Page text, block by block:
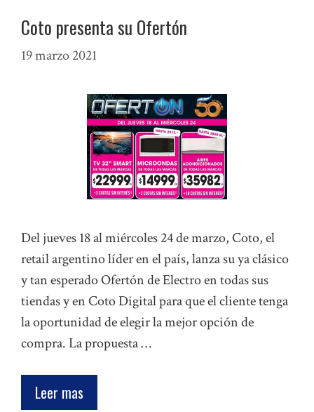
Coto presenta su Ofertón
19 marzo 2021
Del jueves 18 al miércoles 24 de marzo, Coto, el
retail argentino líder en el país, lanza su ya clásico
y tan esperado Ofertón de Electro en todas sus
tiendas y en Coto Digital para que el cliente tenga
la oportunidad de elegir la mejor opción de
compra. La propuesta …
Leer mas